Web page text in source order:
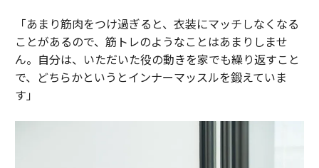
「あまり筋肉をつけ過ぎると、衣装にマッチしなくなる
ことがあるので、筋トレのようなことはあまりしませ
ん。自分は、いただいた役の動きを家でも繰り返すこと
で、どちらかというとインナーマッスルを鍛えていま
す」